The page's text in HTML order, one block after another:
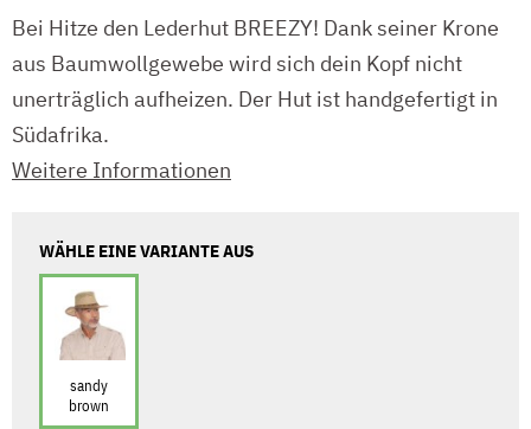
Bei Hitze den Lederhut BREEZY! Dank seiner Krone
aus Baumwollgewebe wird sich dein Kopf nicht
unerträglich aufheizen. Der Hut ist handgefertigt in
Südafrika.
Weitere Informationen
WÄHLE EINE VARIANTE AUS
sandy
brown